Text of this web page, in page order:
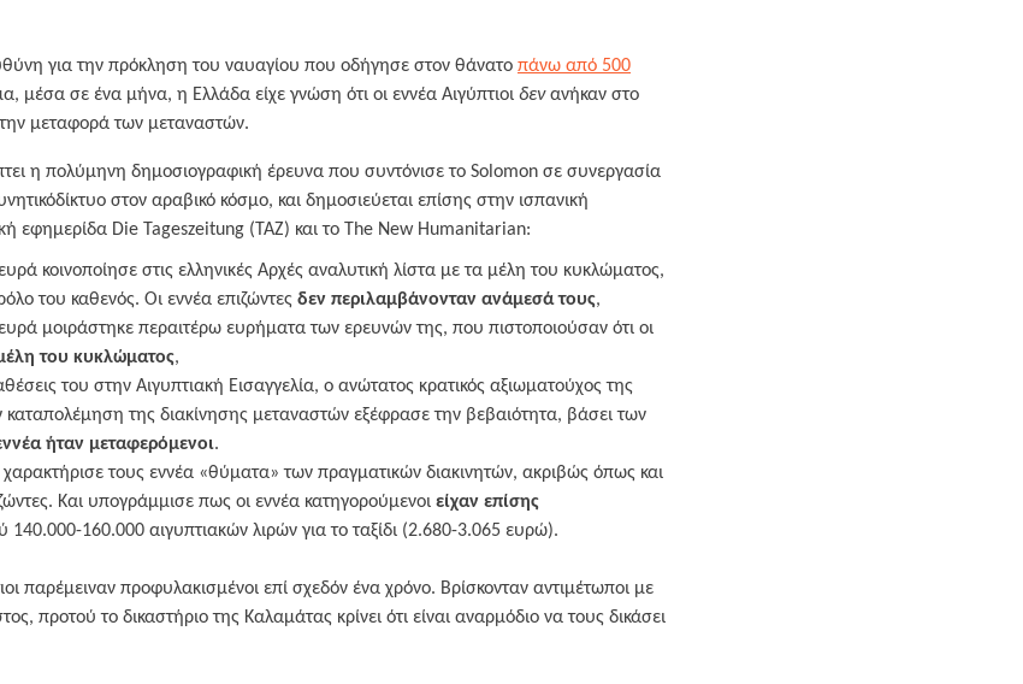
για την πρόκληση του ναυαγίου που οδήγησε στον θάνατο πάνω από 500
μέσα σε ένα μήνα, η Ελλάδα είχε γνώση ότι οι εννέα Αιγύπτιοι δενανήκαν στο
μεταφορά των μεταναστών.
η πολύμηνη δημοσιογραφική έρευνα που συντόνισε το Solomon σε συνεργασία
στον αραβικό κόσμο, και δημοσιεύεται επίσης στην ισπανική
εφημερίδα Die Tageszeitung (TAZ) και το The New Humanitarian:
κοινοποίησε στις ελληνικές Αρχές αναλυτική λίστα με τα μέλη του κυκλώματος,
του καθενός. Οι εννέα επιζώντες δεν περιλαμβάνονταν ανάμεσά τους,
μοιράστηκε περαιτέρω ευρήματα των ερευνών της, που πιστοποιούσαν ότι οι
του κυκλώματος,
του στην Αιγυπτιακή Εισαγγελία, ο ανώτατος κρατικός αξιωματούχος της
καταπολέμηση της διακίνησης μεταναστών εξέφρασε την βεβαιότητα, βάσει των
ήταν μεταφερόμενοι.
τους εννέα «θύματα» των πραγματικών διακινητών, ακριβώς όπως και
Και υπογράμμισε πως οι εννέα κατηγορούμενοι είχαν επίσης
140.000-160.000 αιγυπτιακών λιρών για το ταξίδι (2.680-3.065 ευρώ).
παρέμειναν προφυλακισμένοι επί σχεδόν ένα χρόνο. Βρίσκονταν αντιμέτωποι με
προτού το δικαστήριο της Καλαμάτας κρίνει ότι είναι αναρμόδιο να τους δικάσει